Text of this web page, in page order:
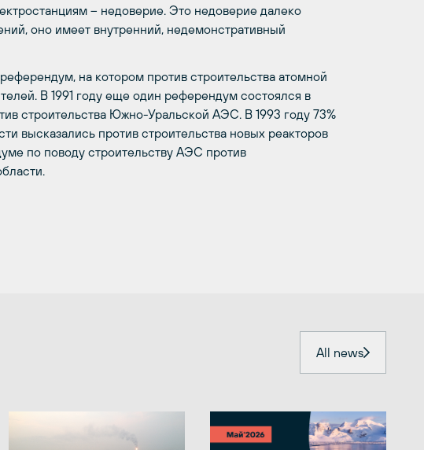
– недоверие. Это недоверие далеко
оно имеет внутренний, недемонстративный
на котором против строительства атомной
В 1991 году еще один референдум состоялся в
строительства Южно-Уральской АЭС. В 1993 году 73%
высказались против строительства новых реакторов
по поводу строительству АЭС против
All news